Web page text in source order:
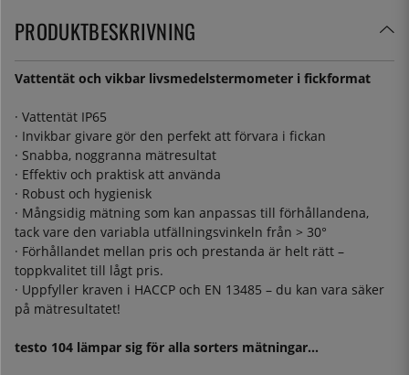
PRODUKTBESKRIVNING
Vattentät och vikbar livsmedelstermometer i fickformat
· Vattentät IP65
· Invikbar givare gör den perfekt att förvara i fickan
· Snabba, noggranna mätresultat
· Effektiv och praktisk att använda
· Robust och hygienisk
· Mångsidig mätning som kan anpassas till förhållandena,
tack vare den variabla utfällningsvinkeln från > 30°
· Förhållandet mellan pris och prestanda är helt rätt –
toppkvalitet till lågt pris.
· Uppfyller kraven i HACCP och EN 13485 – du kan vara säker
på mätresultatet!
testo 104 lämpar sig för alla sorters mätningar...